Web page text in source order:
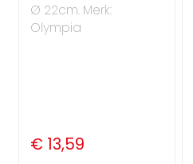
Ø 22cm. Merk:
Olympia
€ 13,59